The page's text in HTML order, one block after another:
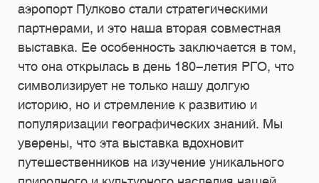
аэропорт Пулково стали стратегическими
партнерами, и это наша вторая совместная
выставка. Ее особенность заключается в том,
что она открылась в день 180-летия РГО, что
символизирует не только нашу долгую
историю, но и стремление к развитию и
популяризации географических знаний. Мы
уверены, что эта выставка вдохновит
путешественников на изучение уникального